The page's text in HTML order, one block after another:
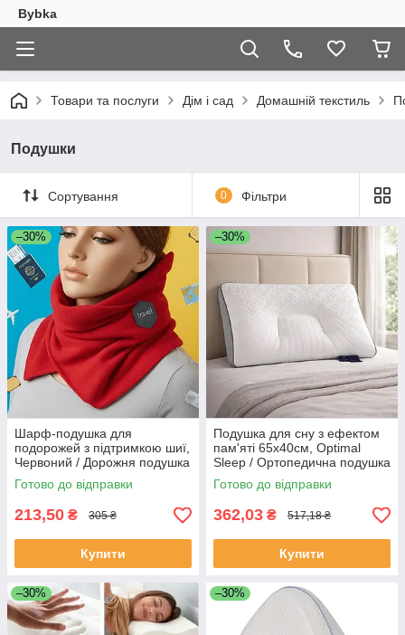
Bybka
Товари та послуги Дім і сад Домашній текстиль
Подушки
Сортування 0 Фільтри
–30%
Шарф-подушка для
подорожей з підтримкою шиї,
Червоний / Дорожня подушка
/ Подушка для шиї
Готово до відправки
213,50 ₴ 305 ₴
Купити
–30%
Подушка для сну з ефектом
пам'яті 65х40см, Optimal
Sleep / Ортопедична подушка
Готово до відправки
362,03 ₴ 517,18 ₴
Купити
–30% –30%